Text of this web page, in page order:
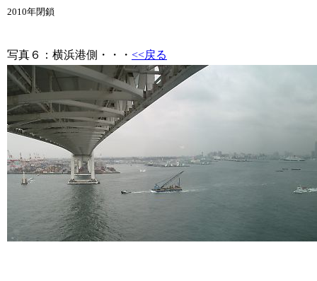
2010年閉鎖
写真６ ：横浜港側・・・ <<戻る